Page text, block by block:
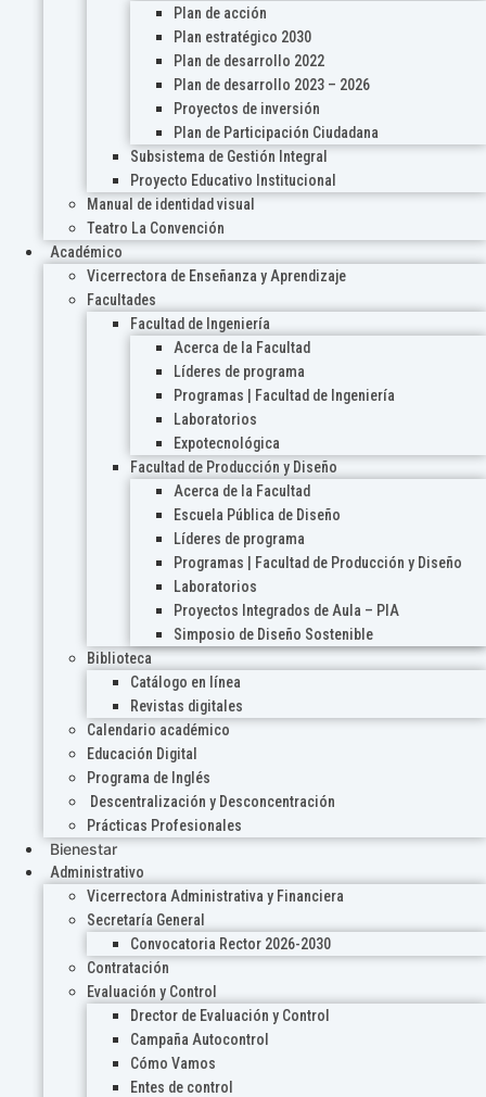
Plan de acción
Plan estratégico 2030
Plan de desarrollo 2022
Plan de desarrollo 2023 – 2026
Proyectos de inversión
Plan de Participación Ciudadana
Subsistema de Gestión Integral
Proyecto Educativo Institucional
Manual de identidad visual
Teatro La Convención
Académico
Vicerrectora de Enseñanza y Aprendizaje
Facultades
Facultad de Ingeniería
Acerca de la Facultad
Líderes de programa
Programas | Facultad de Ingeniería
Laboratorios
Expotecnológica
Facultad de Producción y Diseño
Acerca de la Facultad
Escuela Pública de Diseño
Líderes de programa
Programas | Facultad de Producción y Diseño
Laboratorios
Proyectos Integrados de Aula – PIA
Simposio de Diseño Sostenible
Biblioteca
Catálogo en línea
Revistas digitales
Calendario académico
Educación Digital
Programa de Inglés
Descentralización y Desconcentración
Prácticas Profesionales
Bienestar
Administrativo
Vicerrectora Administrativa y Financiera
Secretaría General
Convocatoria Rector 2026-2030
Contratación
Evaluación y Control
Drector de Evaluación y Control
Campaña Autocontrol
Cómo Vamos
Entes de control